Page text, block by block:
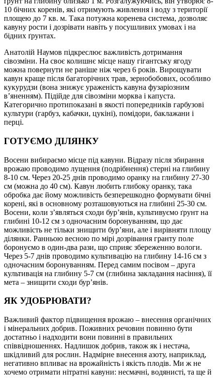
10 бічних коренів, які отримують живлення і воду з території
площею до 7 кв. м. Така потужна коренева система, дозволяє
кавуну рости і дозрівати навіть у посушливих умовах і на
бідних ґрунтах.
Анатолій Наумов підкреслює важливість дотримання
сівозміни. На своє колишнє місце нашу гігантську ягоду
можна повернути не раніше ніж через 6 років. Вирощувати
кавун краще після багаторічних трав, зернобобових, особливо
кукурудзи (вона знижує ураженість кавуна фузаріозним
в’яненням). Підійде для сівозміни морква і капуста.
Категорично протипоказані в якості попередників гарбузові
культури (гарбуз, кабачки, цукіні), помідори, баклажани і
перці.
ГОТУЄМО ДІЛЯНКУ
Восени вибираємо місце під кавуни. Відразу після збирання
врожаю проводимо лущення (подрібнення) стерні на глибину
8-10 см. Через 20-25 днів проводимо оранку на глибину 27-30
см (можна до 40 см). Кавун любить глибоку оранку, така
обробка дає йому можливість безперешкодно формувати бічні
корені, які в основному розташовуються на глибині 25-30 см.
Восени, коли з’являться сходи бур’янів, культивуємо ґрунт на
глибині 10-12 см з одночасним боронуванням, що дає
можливість не тільки знищити бур’яни, але і вирівняти площу
ділянки. Ранньою весною по мірі дозрівання гранту поле
боронуємо в один-два рази, що сприяє збереженню вологи.
Через 5-7 днів проводимо культивацію на глибину 14-16 см з
одночасним боронуванням. Перед самим посівом – друга
культивація на глибину 5-7 см (глибина закладання насіння), її
мета – знищити сходи бур’янів.
ЯК УДОБРЮВАТИ?
Важливий фактор підвищення врожаю – внесення органічних
і мінеральних добрив. Поживних речовин повинно бути
достатньо і надходити вони повинні в правильних
співвідношеннях. Надлишок добрив, також як і нестача,
шкідливий для рослин. Надмірне внесення азоту, наприклад,
негативно впливає на врожайність і якість плодів. Ми ж не
хочемо отримати нітратні кавуни: несмачні, водянисті, та ще й